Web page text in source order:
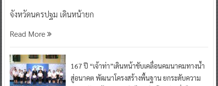
จังหวัดนครปฐม เดินหน้ายก
Read More
167 ปี “เจ้าท่า”เดินหน้าขับเคลื่อนคมนาคมทางน้ำ
สู่อนาคต พัฒนาโครงสร้างพื้นฐาน ยกระดับความ